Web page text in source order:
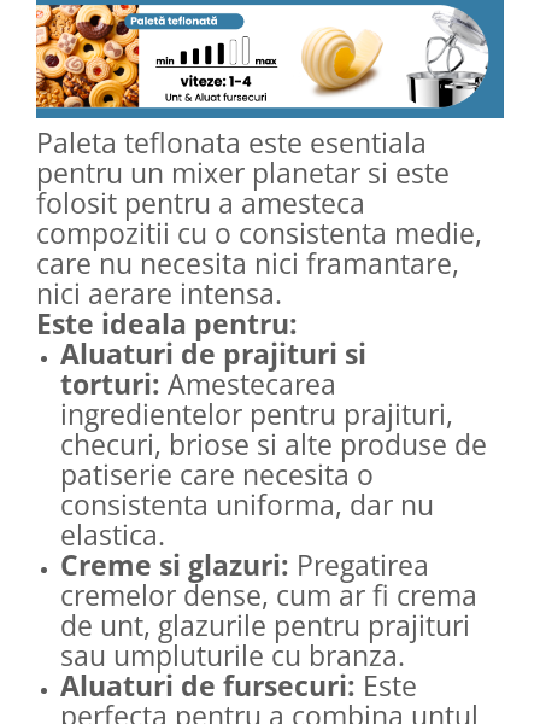
Paleta teflonata este esentiala
pentru un mixer planetar si este
folosit pentru a amesteca
compozitii cu o consistenta medie,
care nu necesita nici framantare,
nici aerare intensa.
Este ideala pentru:
Aluaturi de prajituri si
torturi: Amestecarea
ingredientelor pentru prajituri,
checuri, briose si alte produse de
patiserie care necesita o
consistenta uniforma, dar nu
elastica.
Creme si glazuri: Pregatirea
cremelor dense, cum ar fi crema
de unt, glazurile pentru prajituri
sau umpluturile cu branza.
Aluaturi de fursecuri: Este
perfecta pentru a combina untul